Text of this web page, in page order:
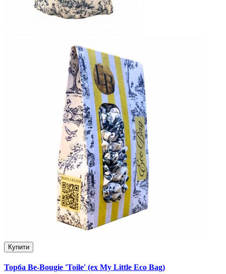
Купити
Торба Be-Bougie 'Toile' (ex My Little Eco Bag)